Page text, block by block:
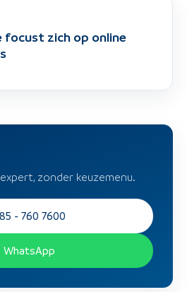
focust zich op online
zonder keuzemenu.
- 760 7600
WhatsApp